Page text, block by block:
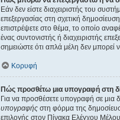
Εάν δεν είστε διαχειριστής του
επεξεργασίας στη σχετική
επιστρέψετε στο θέμα, το οποίο
ένας συντονιστής ή διαχειριστής
σημειώστε ότι απλά μέλη δεν μπορεί
Κορυφή
Πώς προσθέτω μια υπογραφή στη
Για να προσθέσετε υπογραφή σε μια
υπογραφής στη φόρμα της
επιλογής στον Πίνακα Ελέγχου